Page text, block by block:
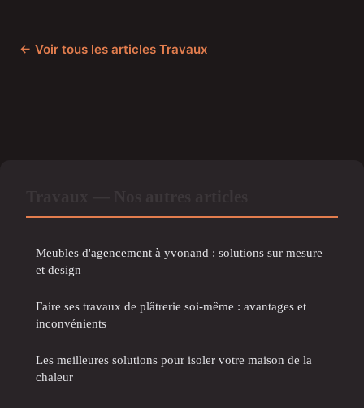
← Voir tous les articles Travaux
Meubles d'agencement à yvonand : solutions sur mesure
et design
Faire ses travaux de plâtrerie soi-même : avantages et
inconvénients
Les meilleures solutions pour isoler votre maison de la
chaleur